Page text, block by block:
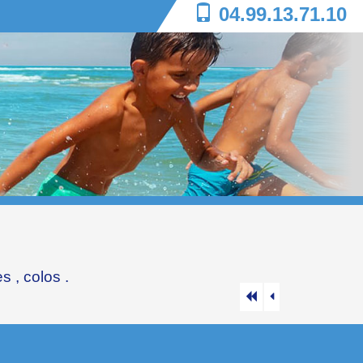
04.99.13.71.10
, colos .